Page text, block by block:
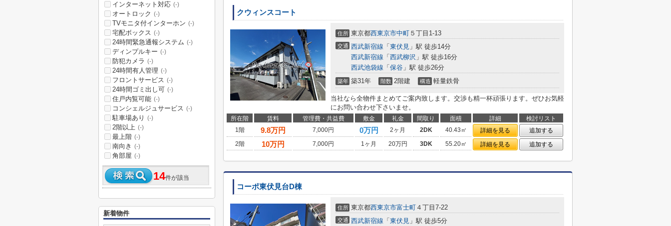
クウィンスコート
住所 東京都西東京市中町 ５丁目1-13
交通 西武新宿線 「 東伏見 」駅 徒歩14分
西武新宿線 「 西武柳沢 」駅 徒歩16分
西武池袋線 「 保谷 」駅 徒歩26分
築年 築31年 階数 2階建 構造 軽量鉄骨
当社なら全物件まとめてご案内致します。交渉も精一杯頑張ります。ぜひお気軽
にお問い合わせ下さいませ。
所在階 賃料 管理費・共益費 敷金 礼金 間取り 面積 詳細
検討リスト
1階
9.8万円 7,000円 0万円 2ヶ月 2DK 40.43㎡ 詳細を見る
追加する
2階
10万円 7,000円 1ヶ月 20万円 3DK 55.20㎡ 詳細を見る 追加する
コーポ東伏見台D棟
住所 東京都西東京市富士町 ４丁目7-22
交通 西武新宿線 「 東伏見 」駅 徒歩5分
インターネット対応 (-)
オートロック (-)
TVモニタ付インターホン (-)
宅配ボックス (-)
24時間緊急通報システム (-)
ディンプルキー (-)
防犯カメラ (-)
24時間有人管理 (-)
フロントサービス (-)
24時間ゴミ出し可 (-)
住戸内覧可能 (-)
コンシェルジュサービス (-)
駐車場あり (-)
2階以上 (-)
最上階 (-)
南向き (-)
角部屋 (-)
14件が該当
新着物件